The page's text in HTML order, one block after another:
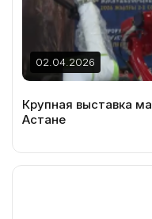
02.04.2026
Крупная выставка
Астане